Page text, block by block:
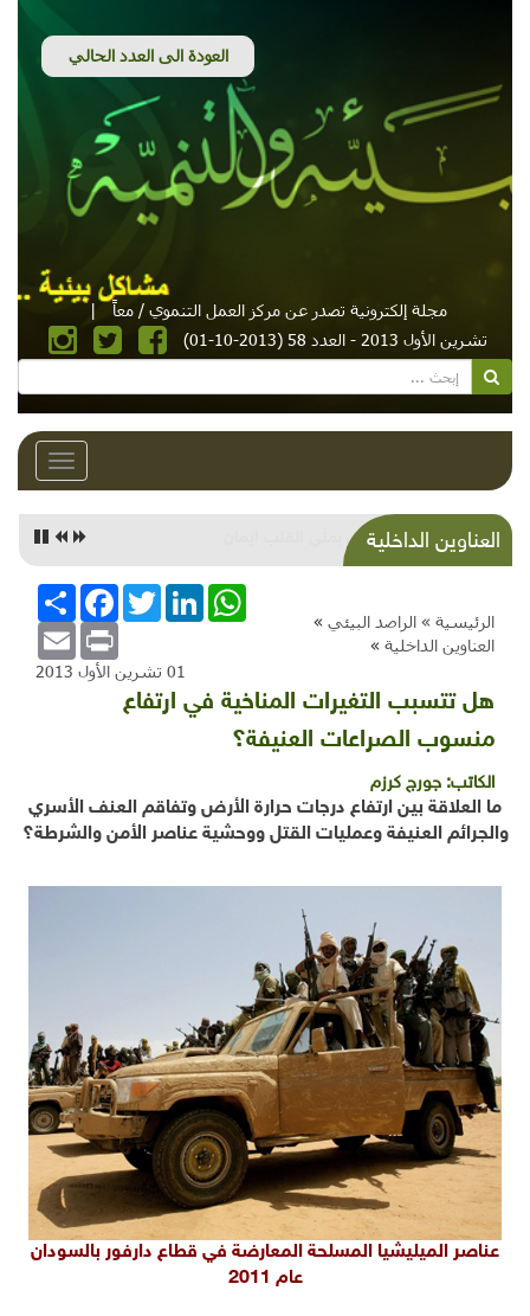
مجلة إلكترونية تصدر عن مركز العمل التنموي / معاً
|
تشرين الأول 2013 - العدد 58 (2013-10-01)
Toggle
العناوين الداخليةالرمان بملّي القلب ايمان
الرئيسية » الراصد البيئي »
العناوين الداخلية »
انشر
FacebookTwitterLinkedInWhatsApp
Email Print
01 تشرين الأول 2013
هل تتسبب التغيرات المناخية في ارتفاع
منسوب الصراعات العنيفة؟
الكاتب: جورج كرزم
ما العلاقة بين ارتفاع درجات حرارة الأرض وتفاقم العنف الأسري
والجرائم العنيفة وعمليات القتل ووحشية عناصر الأمن والشرطة؟
عناصر الميليشيا المسلحة المعارضة في قطاع دارفور بالسودان
عام 2011